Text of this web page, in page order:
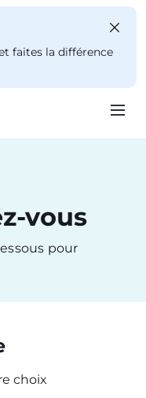
faites la différence
vous
pour
choix